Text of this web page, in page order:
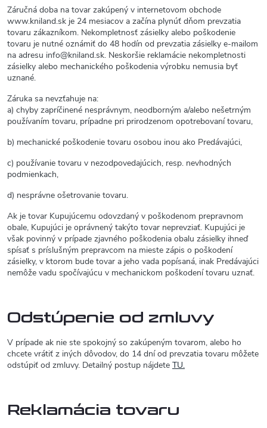
Záručná doba na tovar zakúpený v internetovom obchode
www.kniland.sk je 24 mesiacov a začína plynúť dňom prevzatia
tovaru zákazníkom. Nekompletnosť zásielky alebo poškodenie
tovaru je nutné oznámiť do 48 hodín od prevzatia zásielky e-mailom
na adresu info@kniland.sk. Neskoršie reklamácie nekompletnosti
zásielky alebo mechanického poškodenia výrobku nemusia byť
uznané.
Záruka sa nevzťahuje na:
a) chyby zapríčinené nesprávnym, neodborným a/alebo nešetrným
používaním tovaru, prípadne pri prirodzenom opotrebovaní tovaru,
b) mechanické poškodenie tovaru osobou inou ako Predávajúci,
c) používanie tovaru v nezodpovedajúcich, resp. nevhodných
podmienkach,
d) nesprávne ošetrovanie tovaru.
Ak je tovar Kupujúcemu odovzdaný v poškodenom prepravnom
obale, Kupujúci je oprávnený takýto tovar neprevziať. Kupujúci je
však povinný v prípade zjavného poškodenia obalu zásielky ihneď
spísať s príslušným prepravcom na mieste zápis o poškodení
zásielky, v ktorom bude tovar a jeho vada popísaná, inak Predávajúci
nemôže vadu spočívajúcu v mechanickom poškodení tovaru uznať.
Odstúpenie od zmluvy
V prípade ak nie ste spokojný so zakúpeným tovarom, alebo ho
chcete vrátiť z iných dôvodov, do 14 dní od prevzatia tovaru môžete
odstúpiť od zmluvy. Detailný postup nájdete TU.
Reklamácia tovaru